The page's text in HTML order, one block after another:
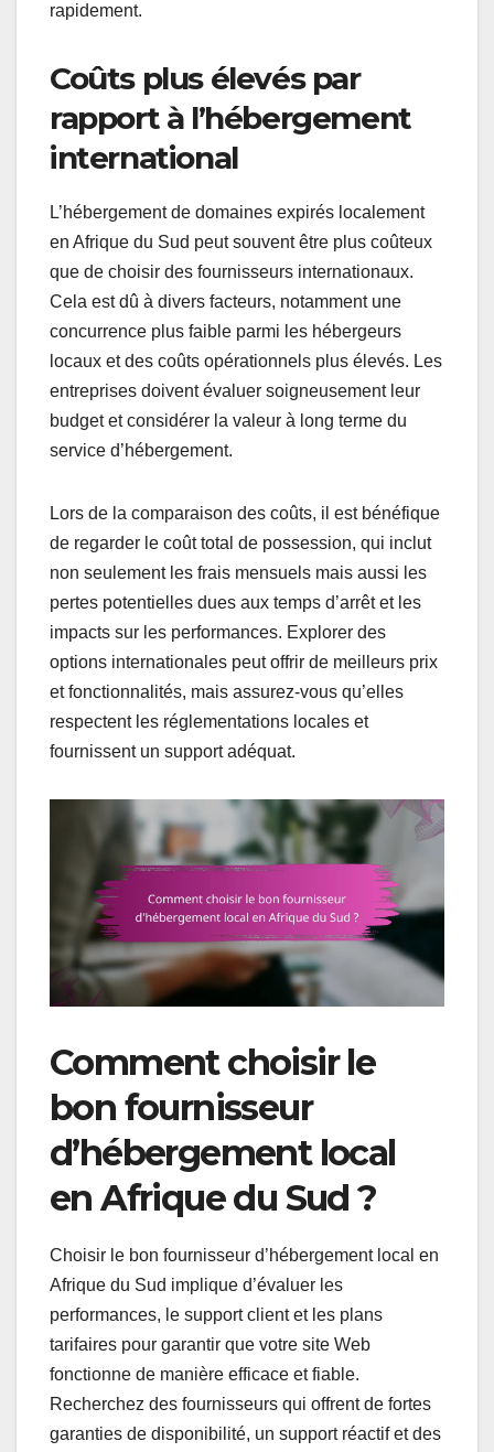
rapidement.
Coûts plus élevés par
rapport à l’hébergement
international
L’hébergement de domaines expirés localement
en Afrique du Sud peut souvent être plus coûteux
que de choisir des fournisseurs internationaux.
Cela est dû à divers facteurs, notamment une
concurrence plus faible parmi les hébergeurs
locaux et des coûts opérationnels plus élevés. Les
entreprises doivent évaluer soigneusement leur
budget et considérer la valeur à long terme du
service d’hébergement.
Lors de la comparaison des coûts, il est bénéfique
de regarder le coût total de possession, qui inclut
non seulement les frais mensuels mais aussi les
pertes potentielles dues aux temps d’arrêt et les
impacts sur les performances. Explorer des
options internationales peut offrir de meilleurs prix
et fonctionnalités, mais assurez-vous qu’elles
respectent les réglementations locales et
fournissent un support adéquat.
Comment choisir le
bon fournisseur
d’hébergement local
en Afrique du Sud ?
Choisir le bon fournisseur d’hébergement local en
Afrique du Sud implique d’évaluer les
performances, le support client et les plans
tarifaires pour garantir que votre site Web
fonctionne de manière efficace et fiable.
Recherchez des fournisseurs qui offrent de fortes
garanties de disponibilité, un support réactif et des